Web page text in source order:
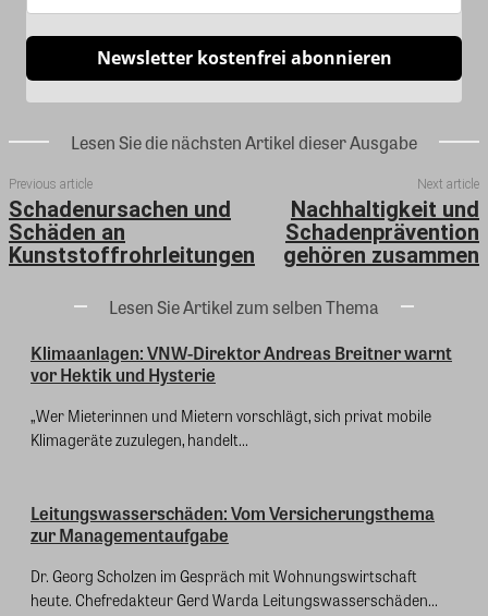
Newsletter kostenfrei abonnieren
Lesen Sie die nächsten Artikel dieser Ausgabe
Previous article
Schadenursachen und
Schäden an
Kunststoffrohrleitungen
Next article
Nachhaltigkeit und
Schadenprävention
gehören zusammen
Lesen Sie Artikel zum selben Thema
Klimaanlagen: VNW-Direktor Andreas Breitner warnt
vor Hektik und Hysterie
„Wer Mieterinnen und Mietern vorschlägt, sich privat mobile
Klimageräte zuzulegen, handelt...
Leitungswasserschäden: Vom Versicherungsthema
zur Managementaufgabe
Dr. Georg Scholzen im Gespräch mit Wohnungswirtschaft
heute. Chefredakteur Gerd Warda Leitungswasserschäden...